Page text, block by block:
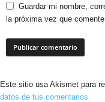
Guardar mi nombre,
la próxima vez que comente.
Este sitio usa Akismet para
datos de tus comentarios.